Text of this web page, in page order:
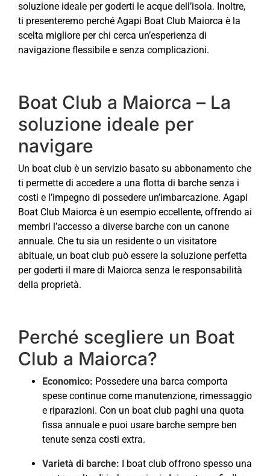
soluzione ideale per goderti le acque dell’isola. Inoltre,
ti presenteremo perché Agapi Boat Club Maiorca è la
scelta migliore per chi cerca un’esperienza di
navigazione flessibile e senza complicazioni.
Boat Club a Maiorca – La
soluzione ideale per
navigare
Un boat club è un servizio basato su abbonamento che
ti permette di accedere a una flotta di barche senza i
costi e l’impegno di possedere un’imbarcazione. Agapi
Boat Club Maiorca è un esempio eccellente, offrendo ai
membri l’accesso a diverse barche con un canone
annuale. Che tu sia un residente o un visitatore
abituale, un boat club può essere la soluzione perfetta
per goderti il mare di Maiorca senza le responsabilità
della proprietà.
Perché scegliere un Boat
Club a Maiorca?
Economico: Possedere una barca comporta
spese continue come manutenzione, rimessaggio
e riparazioni. Con un boat club paghi una quota
fissa annuale e puoi usare barche sempre ben
tenute senza costi extra.
Varietà di barche: I boat club offrono spesso una